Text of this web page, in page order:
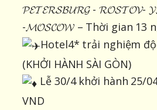
𝓟𝓔𝓣𝓔𝓡𝓢𝓑𝓤𝓡𝓖 - 𝓡𝓞𝓢𝓣𝓞𝓥-
-𝓜𝓞𝓢𝓒𝓞𝓦 – Thời gian 13
Hotel4* trải nghiệm
(KHỞI HÀNH SÀI GÒN)
Lễ 30/4 khởi hành 25/
VND